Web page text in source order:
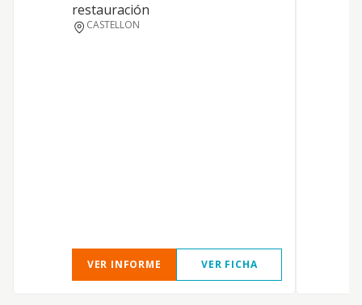
restauración
CASTELLON
VER INFORME VER FICHA